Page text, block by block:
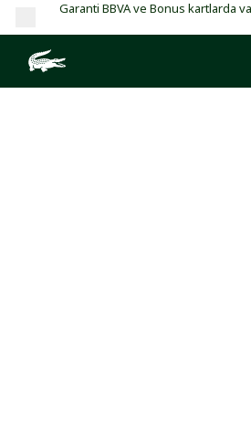
Garanti BBVA ve Bonus kartlarda